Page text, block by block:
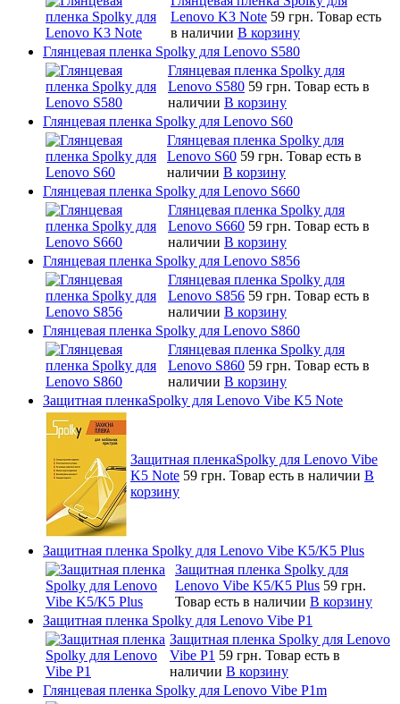
Lenovo K3 Note 59 грн. Товар есть
в наличии В корзину
Глянцевая пленка Spolky для Lenovo S580
Глянцевая пленка Spolky для
Lenovo S580 59 грн. Товар есть в
наличии В корзину
Глянцевая пленка Spolky для Lenovo S60
Глянцевая пленка Spolky для
Lenovo S60 59 грн. Товар есть в
наличии В корзину
Глянцевая пленка Spolky для Lenovo S660
Глянцевая пленка Spolky для
Lenovo S660 59 грн. Товар есть в
наличии В корзину
Глянцевая пленка Spolky для Lenovo S856
Глянцевая пленка Spolky для
Lenovo S856 59 грн. Товар есть в
наличии В корзину
Глянцевая пленка Spolky для Lenovo S860
Глянцевая пленка Spolky для
Lenovo S860 59 грн. Товар есть в
наличии В корзину
Защитная пленкаSpolky для Lenovo Vibe K5 Note
Защитная пленкаSpolky для Lenovo Vibe
K5 Note 59 грн. Товар есть в наличии В
корзину
Защитная пленка Spolky для Lenovo Vibe K5/K5 Plus
Защитная пленка Spolky для
Lenovo Vibe K5/K5 Plus 59 грн.
Товар есть в наличии В корзину
Защитная пленка Spolky для Lenovo Vibe P1
Защитная пленка Spolky для Lenovo
Vibe P1 59 грн. Товар есть в
наличии В корзину
Глянцевая пленка Spolky для Lenovo Vibe P1m